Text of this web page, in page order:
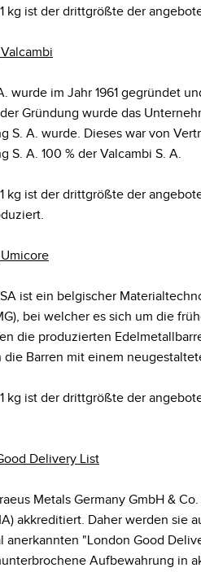
kg ist der drittgrößte der
wurde im Jahr 1961 gegründet
Gründung wurde das
S. A. wurde. Dieses war von
S. A. 100 % der Valcambi S. A.
kg ist der drittgrößte der
ist ein belgischer
bei welcher es sich um die
die produzierten
die Barren mit einem
kg ist der drittgrößte der
Delivery List
Metals Germany GmbH &
akkreditiert. Daher werden sie
anerkannten "London Good
Aufbewahrung in